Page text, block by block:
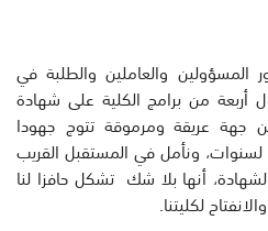
والعاملين والطلبة في
أربعة من برامج الكلية على شهادة
جهة عريقة ومرموقة تتوج جهودا
ونأمل في المستقبل القريب
أنها بلا شك تشكل حافزا لنا
لكليتنا.